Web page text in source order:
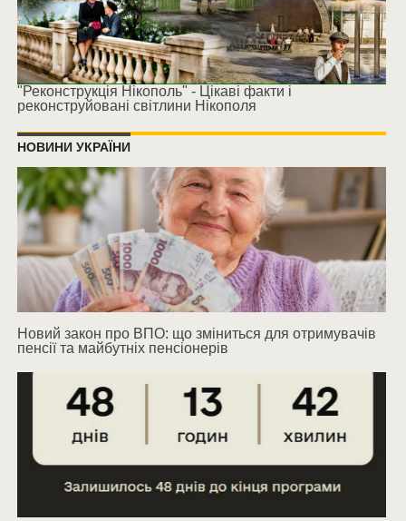
"Реконструкція Нікополь" - Цікаві факти і
реконструйовані світлини Нікополя
НОВИНИ УКРАЇНИ
Новий закон про ВПО: що зміниться для отримувачів
пенсії та майбутніх пенсіонерів